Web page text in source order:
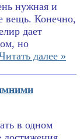
нужная и
вещь. Конечно,
дает
но
далее »
в одном